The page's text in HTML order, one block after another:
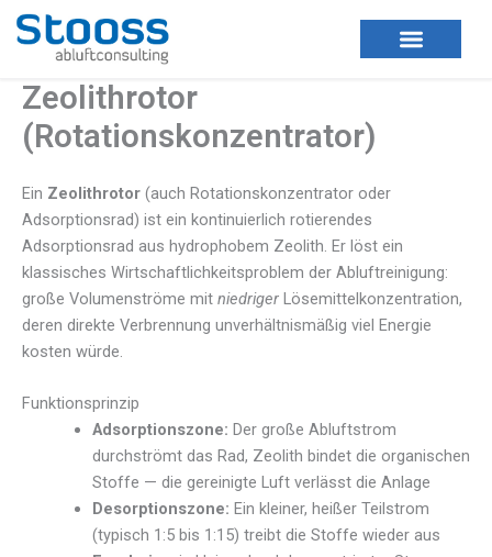
Zum
Inhalt
springen
Zeolithrotor
(Rotationskonzentrator)
Ein Zeolithrotor (auch Rotationskonzentrator oder
Adsorptionsrad) ist ein kontinuierlich rotierendes
Adsorptionsrad aus hydrophobem Zeolith. Er löst ein
klassisches Wirtschaftlichkeitsproblem der Abluftreinigung:
große Volumenströme mit niedriger Lösemittelkonzentration,
deren direkte Verbrennung unverhältnismäßig viel Energie
kosten würde.
Funktionsprinzip
Adsorptionszone: Der große Abluftstrom
durchströmt das Rad, Zeolith bindet die organischen
Stoffe — die gereinigte Luft verlässt die Anlage
Desorptionszone: Ein kleiner, heißer Teilstrom
(typisch 1:5 bis 1:15) treibt die Stoffe wieder aus